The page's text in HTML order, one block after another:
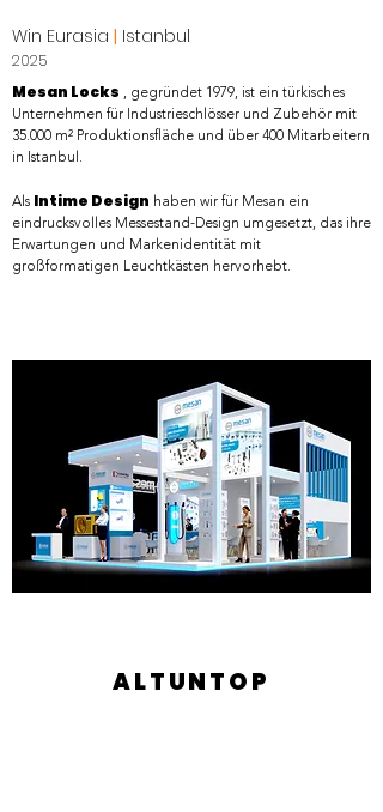
Win Eurasia | Istanbul
2025
Mesan Locks , gegründet 1979, ist ein türkisches
Unternehmen für Industrieschlösser und Zubehör mit
35.000 m² Produktionsfläche und über 400 Mitarbeitern
in Istanbul.
Als Intime Design haben wir für Mesan ein
eindrucksvolles Messestand-Design umgesetzt, das ihre
Erwartungen und Markenidentität mit
großformatigen Leuchtkästen hervorhebt.
ALTUNTOP